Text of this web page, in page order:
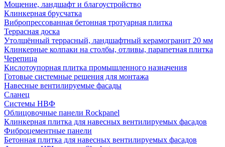
Мощение, ландшафт и благоустройство
Клинкерная брусчатка
Вибропрессованная бетонная тротуарная плитка
Террасная доска
Утолщённый террасный, ландшафтный керамогранит 20 мм
Клинкерные колпаки на столбы, отливы, парапетная плитка
Черепица
Кислотоупорная плитка промышленного назначения
Готовые системные решения для монтажа
Навесные вентилируемые фасады
Сланец
Системы НВФ
Облицовочные панели Rockpanel
Клинкерная плитка для навесных вентилируемых фасадов
Фиброцементные панели
Бетонная плитка для навесных вентилируемых фасадов